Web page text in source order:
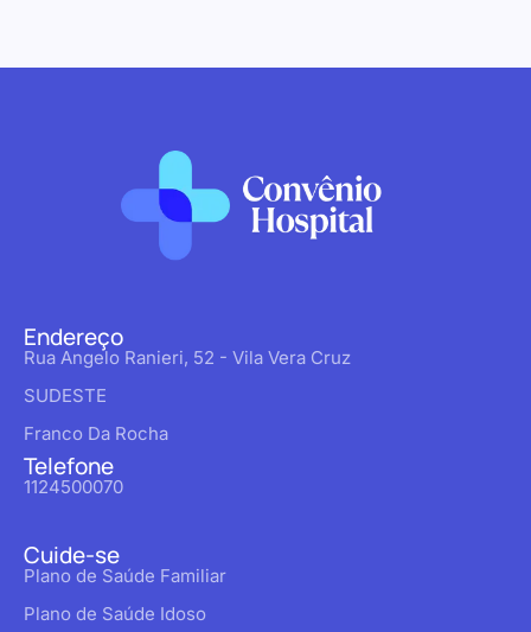
Endereço
Rua Angelo Ranieri, 52 - Vila Vera Cruz
SUDESTE
Franco Da Rocha
Telefone
1124500070
Cuide-se
Plano de Saúde Familiar
Plano de Saúde Idoso